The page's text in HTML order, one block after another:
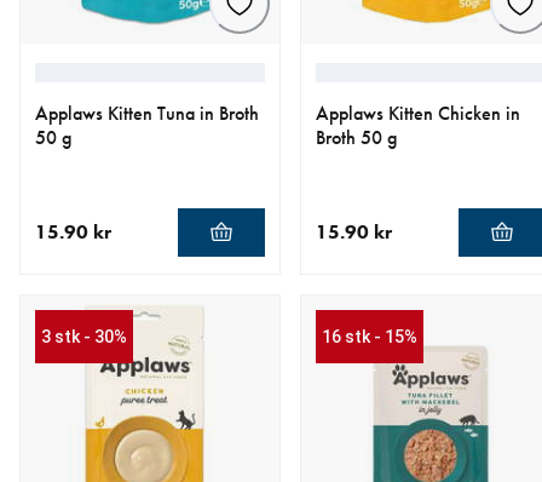
Applaws Kitten Tuna in Broth
50 g
15.90 kr
Applaws Kitten Chicken in
Broth 50 g
15.90 kr
3 stk - 30% 16 stk - 15%